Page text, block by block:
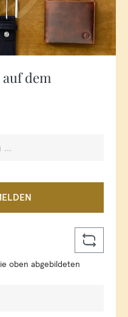
dem
oben abgebildeten